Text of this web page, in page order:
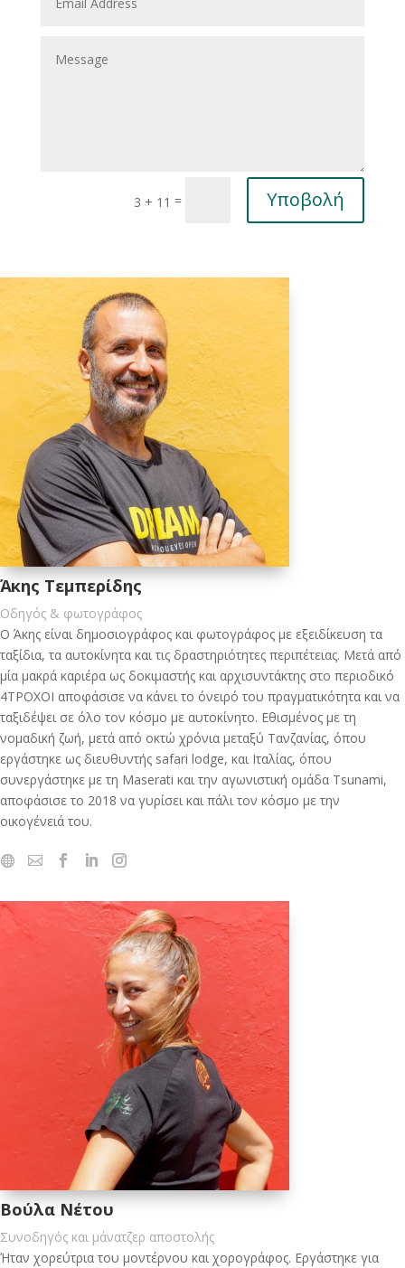
3 + 11 = Υποβολή
Άκης Τεμπερίδης
Οδηγός & φωτογράφος
Ο Άκης είναι δημοσιογράφος και φωτογράφος με εξειδίκευση τα
ταξίδια, τα αυτοκίνητα και τις δραστηριότητες περιπέτειας. Μετά από
μία μακρά καριέρα ως δοκιμαστής και αρχισυντάκτης στο περιοδικό
4ΤΡΟΧΟΙ αποφάσισε να κάνει το όνειρό του πραγματικότητα και να
ταξιδέψει σε όλο τον κόσμο με αυτοκίνητο. Εθισμένος με τη
νομαδική ζωή, μετά από οκτώ χρόνια μεταξύ Τανζανίας, όπου
εργάστηκε ως διευθυντής safari lodge, και Ιταλίας, όπου
συνεργάστηκε με τη Maserati και την αγωνιστική ομάδα Tsunami,
αποφάσισε το 2018 να γυρίσει και πάλι τον κόσμο με την
οικογένειά του.
Βούλα Νέτου
Συνοδηγός και μάνατζερ αποστολής
Ήταν χορεύτρια του μοντέρνου και χορογράφος. Εργάστηκε για